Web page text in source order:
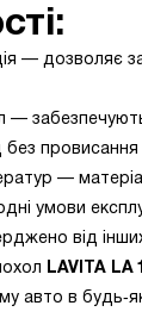
— дозволяє
—
без провисання
—
умови
від
LAVITA LA
авто в